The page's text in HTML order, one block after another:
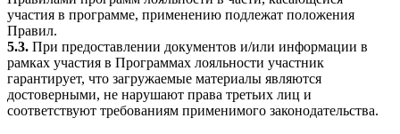
участия в программе, применению подлежат положения
Правил.
5.3. При предоставлении документов и/или информации в
рамках участия в Программах лояльности участник
гарантирует, что загружаемые материалы являются
достоверными, не нарушают права третьих лиц и
соответствуют требованиям применимого законодательства.